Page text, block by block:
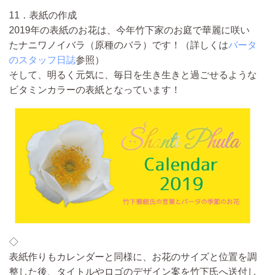
11．表紙の作成
2019年の表紙のお花は、今年竹下家のお庭で華麗に咲い
たナニワノイバラ（原種のバラ）です！
（詳しくはパータ
のスタッフ日誌参照）
そして、明るく元気に、毎日を生き生きと過ごせるような
ビタミンカラーの表紙となっています！
◇
表紙作りもカレンダーと同様に、 お花のサイズと位置を調
整した後、タイトルやロゴのデザイン案を竹下氏へ送付し